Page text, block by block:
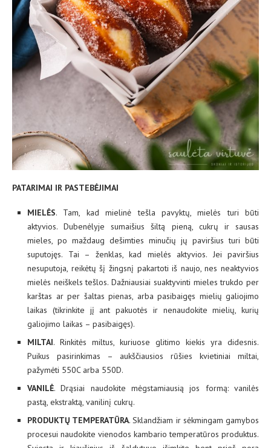
PATARIMAI IR PASTEBĖJIMAI
MIELĖS. Tam, kad mielinė tešla pavyktų, mielės turi būti
aktyvios. Dubenėlyje sumaišius šiltą pieną, cukrų ir sausas
mieles, po maždaug dešimties minučių jų paviršius turi būti
suputojęs. Tai – ženklas, kad mielės aktyvios. Jei paviršius
nesuputoja, reikėtų šį žingsnį pakartoti iš naujo, nes neaktyvios
mielės neiškels tešlos. Dažniausiai suaktyvinti mieles trukdo per
karštas ar per šaltas pienas, arba pasibaigęs mielių galiojimo
laikas (tikrinkite jį ant pakuotės ir nenaudokite mielių, kurių
galiojimo laikas – pasibaigęs).
MILTAI. Rinkitės miltus, kuriuose glitimo kiekis yra didesnis.
Puikus pasirinkimas – aukščiausios rūšies kvietiniai miltai,
pažymėti 550C arba 550D.
VANILĖ. Drąsiai naudokite mėgstamiausią jos formą: vanilės
pastą, ekstraktą, vanilinį cukrų.
PRODUKTŲ TEMPERATŪRA. Sklandžiam ir sėkmingam gamybos
procesui naudokite vienodos kambario temperatūros produktus.